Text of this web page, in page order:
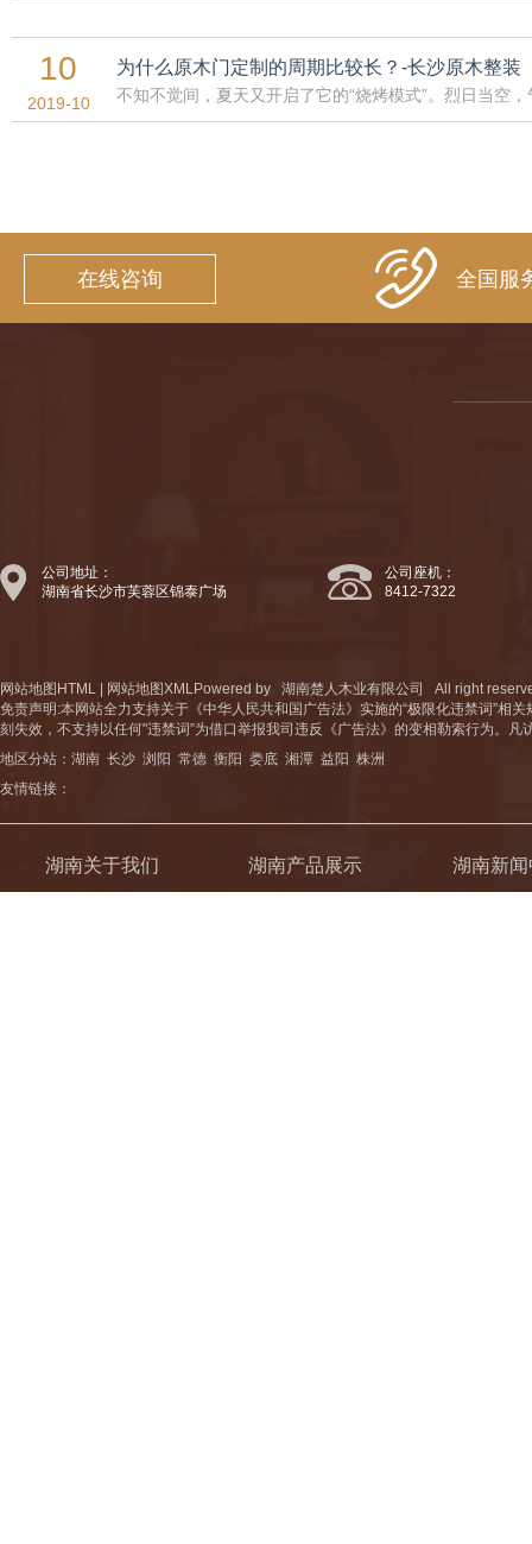
10
2019-10
为什么原木门定制的周期比较长？-长沙原木整装
在线咨询 全国服
公司地址：
湖南省长沙市芙蓉区锦泰广场
公司座机：
8412-7322
网站地图HTML 网站地图XMLPowered by 湖南楚人木业有限公司
All right
免责声明:本网站全力支持关于《中华人民共和国广告法》实施的“极限化违禁词”相
刻失效，不支持以任何"违禁词”为借口举报我司违反《广告法》的变相勒索行为。
地区分站： 湖南 长沙 浏阳 常德 衡阳 娄底 湘潭 益阳 株洲
友情链接：
湖南关于我们 湖南产品展示 湖南新闻